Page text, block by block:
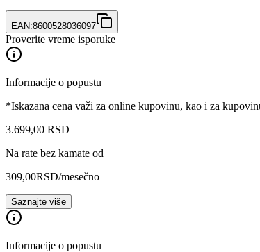
EAN:8600528036097
Proverite vreme isporuke
Informacije o popustu
*Iskazana cena važi za online kupovinu, kao i za
3.699,00 RSD
Na rate bez kamate od
309,00RSD/mesečno
Saznajte više
Informacije o popustu